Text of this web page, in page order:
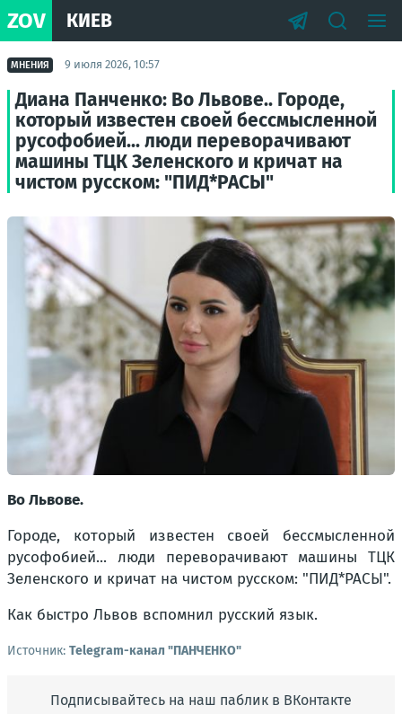
ZOV КИЕВ
МНЕНИЯ 9 июля 2026, 10:57
Диана Панченко: Во Львове.. Городе,
который известен своей бессмысленной
русофобией... люди переворачивают
машины ТЦК Зеленского и кричат на
чистом русском: "ПИД*РАСЫ"
Во Львове.
Городе, который известен своей бессмысленной
русофобией... люди переворачивают машины ТЦК
Зеленского и кричат на чистом русском: "ПИД*РАСЫ".
Как быстро Львов вспомнил русский язык.
Источник: Telegram-канал "ПАНЧЕНКО"
Подписывайтесь на наш паблик в ВКонтакте